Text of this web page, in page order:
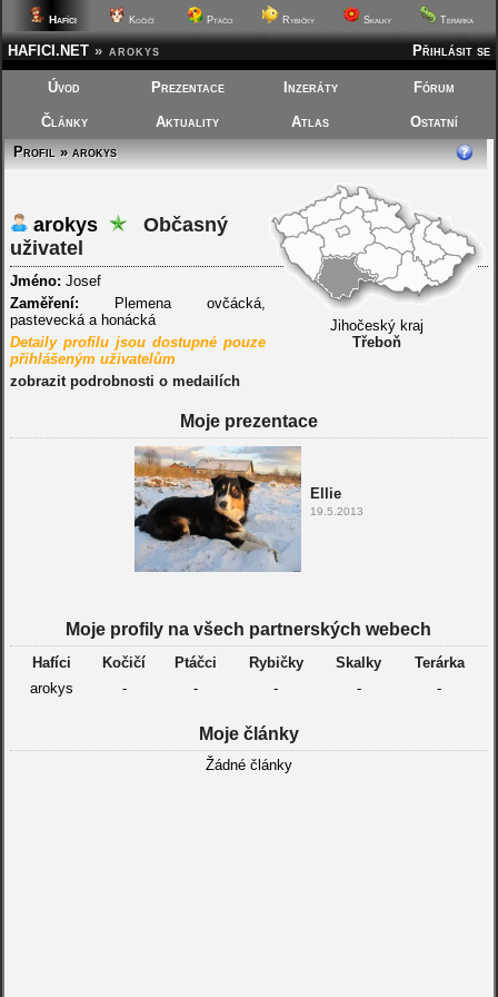
Hafíci Kočičí Ptáčci Rybičky Skalky Terárka
Přihlásit se
HAFICI.NET » arokys
Úvod Prezentace Inzeráty Fórum
Články Aktuality Atlas
Ostatní
Profil » arokys
Jihočeský kraj
Třeboň
arokys
Občasný
uživatel
Jméno: Josef
Zaměření: Plemena ovčácká,
pastevecká a honácká
Detaily profilu jsou dostupné pouze
přihlášeným uživatelům
zobrazit podrobnosti o medailích
Moje prezentace
Ellie
19.5.2013
Moje profily na všech partnerských webech
Hafíci Kočičí Ptáčci Rybičky Skalky
Terárka
arokys
- - - - -
Moje články
Žádné články